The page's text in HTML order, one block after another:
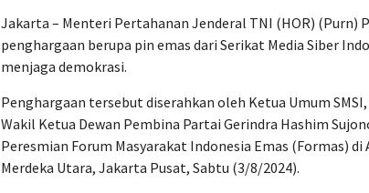
Jakarta – Menteri Pertahanan Jenderal TNI (HOR) (Purn)
penghargaan berupa pin emas dari Serikat Media Siber
menjaga demokrasi.
Penghargaan tersebut diserahkan oleh Ketua Umum
Wakil Ketua Dewan Pembina Partai Gerindra Hashim
Peresmian Forum Masyarakat Indonesia Emas (Formas)
Merdeka Utara, Jakarta Pusat, Sabtu (3/8/2024).